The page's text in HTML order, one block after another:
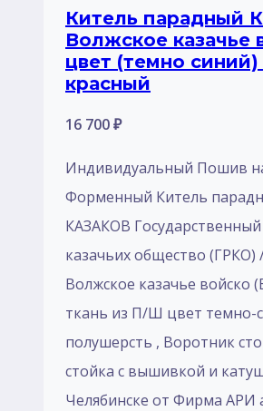
Китель парадный
Волжское казачье
цвет (темно синий)
красный
16 700₽
Индивидуальный Пошив
Форменный Китель
КАЗАКОВ Государственный
казачьих общество (ГРКО)
Волжское казачье войско
ткань из П/Ш цвет темно-
полушерсть , Воротник
стойка с вышивкой и
Челябинске от Фирма АРИ